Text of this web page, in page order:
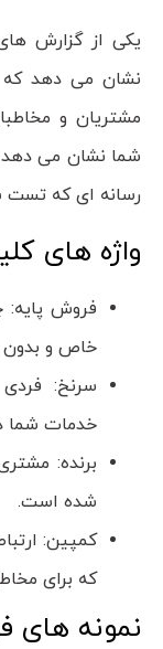
یکی از گزارش
نشان می دهد که
مشتریان و
شما نشان می دهد
رسانه ای که
واژه های
فروش پایه:
خاص و بدون
سرنخ:
خدمات شما
برنده:
شده است.
کمپین:
که برای
نمونه های